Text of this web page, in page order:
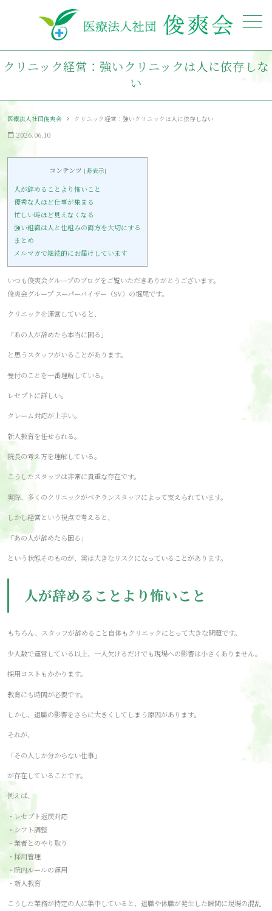
メニュー
クリニック経営：強いクリニックは人に依存しな
い
医療法人社団俊爽会 クリニック経営：強いクリニックは人に依存しない
calendar_today 2026.06.10
コンテンツ [非表示]
人が辞めることより怖いこと
優秀な人ほど仕事が集まる
忙しい時ほど見えなくなる
強い組織は人と仕組みの両方を大切にする
まとめ
メルマガで継続的にお届けしています
いつも俊爽会グループのブログをご覧いただきありがとうございます。
俊爽会グループ スーパーバイザー（SV）の堀尾です。
クリニックを運営していると、
「あの人が辞めたら本当に困る」
と思うスタッフがいることがあります。
受付のことを一番理解している。
レセプトに詳しい。
クレーム対応が上手い。
新人教育を任せられる。
院長の考え方を理解している。
こうしたスタッフは非常に貴重な存在です。
実際、多くのクリニックがベテランスタッフによって支えられています。
しかし経営という視点で考えると、
「あの人が辞めたら困る」
という状態そのものが、実は大きなリスクになっていることがあります。
人が辞めることより怖いこと
もちろん、スタッフが辞めること自体もクリニックにとって大きな問題です。
少人数で運営している以上、一人欠けるだけでも現場への影響は小さくありません。
採用コストもかかります。
教育にも時間が必要です。
しかし、退職の影響をさらに大きくしてしまう原因があります。
それが、
「その人しか分からない仕事」
が存在していることです。
例えば、
・レセプト返戻対応
・シフト調整
・業者とのやり取り
・採用管理
・院内ルールの運用
・新人教育
こうした業務が特定の人に集中していると、退職や休職が発生した瞬間に現場の混乱